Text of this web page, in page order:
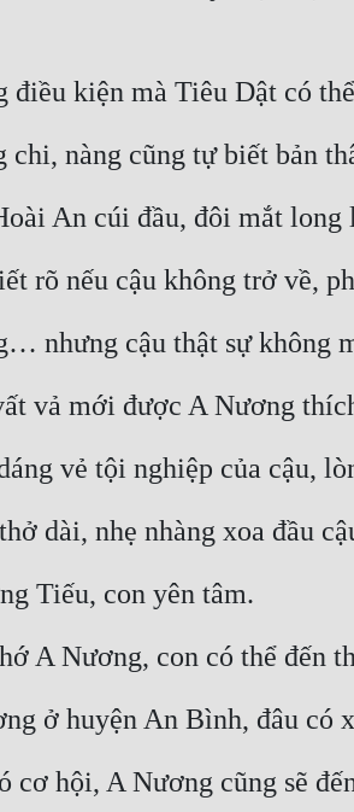
điều kiện mà Tiêu Dật có
chi, nàng cũng tự biết bản
An cúi đầu, đôi mắt
rõ nếu cậu không trở về,
nhưng cậu thật sự không
vả mới được A Nương
vẻ tội nghiệp của cậu,
dài, nhẹ nhàng xoa đầu
Tiếu, con yên tâm.
A Nương, con có thể đến
ở huyện An Bình, đâu có
cơ hội, A Nương cũng sẽ